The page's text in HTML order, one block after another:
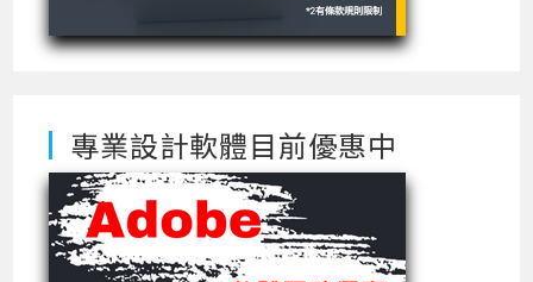
專業設計軟體目前優惠中